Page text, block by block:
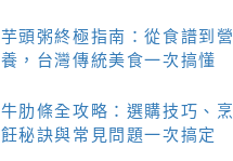
芋頭粥終極指南：從食譜到營
養，台灣傳統美食一次搞懂
牛肋條全攻略：選購技巧、烹
飪秘訣與常見問題一次搞定